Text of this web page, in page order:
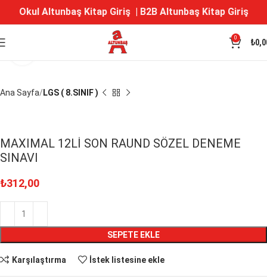
Okul Altunbaş Kitap Giriş| B2B Altunbaş Kitap Giriş
0 ₺
Büyütmek için tıklayın
Ana Sayfa LGS ( 8.SINIF )
MAXIMAL 12Lİ SON RAUND SÖZEL DENEME
SINAVI
₺312,00
SEPETE EKLE
Karşılaştırma İstek listesine ekle